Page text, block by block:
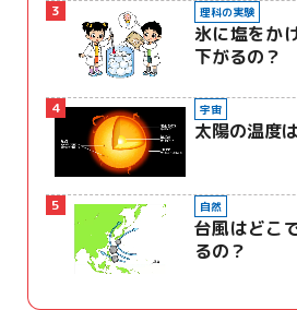
3 理科の実験
氷に塩をか
下がるの？
4 宇宙
太陽の温度
5 自然
台風はどこ
るの？